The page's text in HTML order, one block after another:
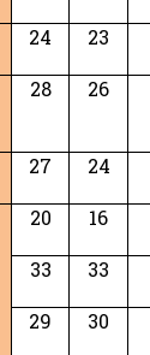
24 23
28 26
27 24
20 16
33 33
29 30